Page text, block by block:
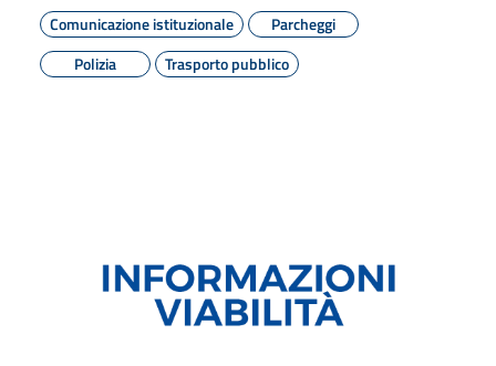
Comunicazione istituzionale
Parcheggi
Polizia
Trasporto pubblico